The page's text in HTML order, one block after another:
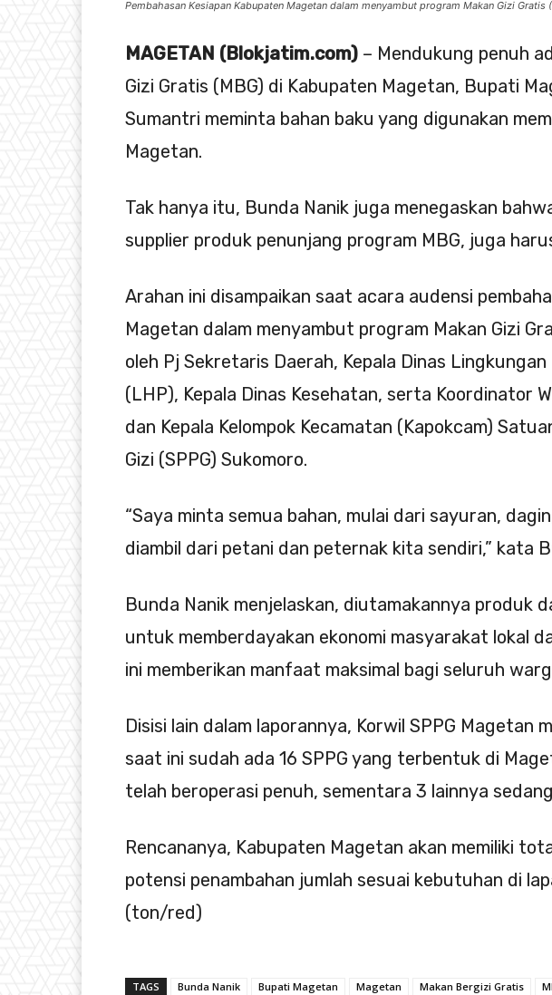
Pembahasan Kesiapan Kabupaten Magetan dalam menyambut program Makan Gizi
MAGETAN (Blokjatim.com) – Mendukung penuh
Gizi Gratis (MBG) di Kabupaten Magetan, Bupati
Sumantri meminta bahan baku yang digunakan
Magetan.
Tak hanya itu, Bunda Nanik juga menegaskan
supplier produk penunjang program MBG, juga
Arahan ini disampaikan saat acara audensi
Magetan dalam menyambut program Makan Gizi
oleh Pj Sekretaris Daerah, Kepala Dinas
(LHP), Kepala Dinas Kesehatan, serta Koordinator
dan Kepala Kelompok Kecamatan (Kapokcam)
Gizi (SPPG) Sukomoro.
“Saya minta semua bahan, mulai dari sayuran,
diambil dari petani dan peternak kita sendiri,” kata
Bunda Nanik menjelaskan, diutamakannya produk
untuk memberdayakan ekonomi masyarakat lokal
ini memberikan manfaat maksimal bagi seluruh
​Disisi lain dalam laporannya, Korwil SPPG Magetan
saat ini sudah ada 16 SPPG yang terbentuk di
telah beroperasi penuh, sementara 3 lainnya
Rencananya, Kabupaten Magetan akan memiliki
potensi penambahan jumlah sesuai kebutuhan di
(ton/red)
TAGS Bunda Nanik Bupati Magetan Magetan Makan Bergizi Gratis